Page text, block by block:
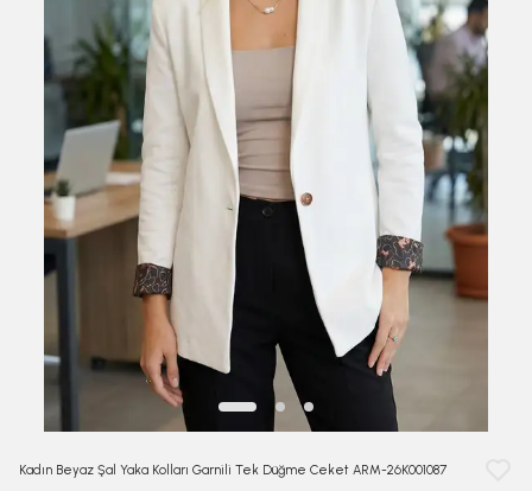
Kadın Beyaz Şal Yaka Kolları Garnili Tek Düğme Ceket ARM-26K001087